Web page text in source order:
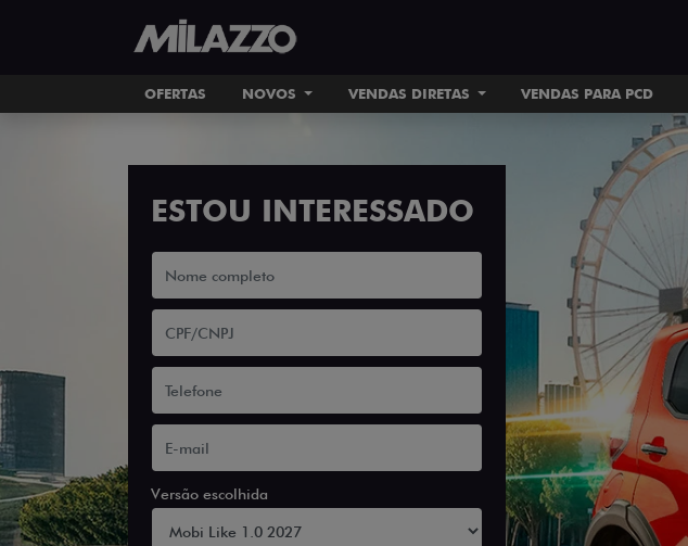
OFERTAS NOVOS VENDAS DIRETAS VENDAS PARA PCD
ESTOU INTERESSADO
Versão escolhida